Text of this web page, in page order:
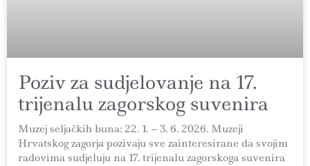
Poziv za sudjelovanje na 17.
trijenalu zagorskog suvenira
Muzej seljačkih buna: 22. 1. – 3. 6. 2026. Muzeji
Hrvatskog zagorja pozivaju sve zainteresirane da svojim
radovima sudjeluju na 17. trijenalu zagorskoga suvenira